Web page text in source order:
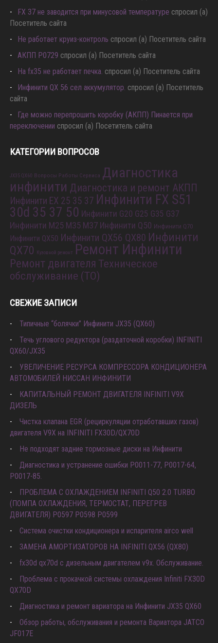
FX 37 не заводится при минусовой температуре спросил (а)
Посетитель сайта
Не работает круиз-контроль спросил (а) Посетитель сайта
АКПП P0729 спросил (а) Посетитель сайта
Hа fx35 не работает печка. спросил (а) Посетитель сайта
Инфинити QX 56 сел аккумулятор. спросил (а) Посетитель
сайта
Где можно перепрошить коробку (АКПП) Пинается при
переключении спросил (а) Посетитель сайта
КАТЕГОРИИ ВОПРОСОВ
JX35 QX60 Вопросы Работы Сервиса Диагностика
инфинити Диагностика и ремонт АКПП
Инфинити EX 25 35 37 Инфинити FX S51
30d 35 37 50 Инфинити G20 G25 G35 G37
Инфинити M25 M35 M37 Инфинити Q50 Инфинити Q70
Инфинити QX50 Инфинити QX56 QX80 Инфинити
QX70
Кузовной ремонт Ремонт Инфинити
Ремонт двигателя Техническое
обслуживание (ТО)
СВЕЖИЕ ЗАПИСИ
Типичные “болячки” Инфинити JX35 (QX60)
Течь углового редуктора (раздаточной коробки) INFINITI
QX60/JX35
УВЕЛИЧЕНИЕ РЕСУРСА КОМПРЕССОРА КОНДИЦИОНЕРА
АВТОМОБИЛЕЙ НИССАН ИНФИНИТИ
КАПИТАЛЬНЫЙ РЕМОНТ ДВИГАТЕЛЯ INFINITI V9X
ДИЗЕЛЬ
Чистка клапана EGR (рециркуляции отработавших газов)
двигателя V9X на INFINITI FX30D/QX70D
Не подходят задние тормозные диски на Инфинити
Диагностика и устранение ошибки Р0011-77, P0017-64,
P0017-85.
ПРОБЛЕМА С ОХЛАЖДЕНИЕМ INFINITI Q50 2.0 TURBO
(ПОМПА ОХЛАЖДЕНИЯ, ТЕРМОСТАТ, ПЕРЕГРЕВ
ДВИГАТЕЛЯ) P0597 P0598 P0599
Система очистки кондиционера и испарителя airco well
ЗАМЕНА АМОРТИЗАТОРОВ НА INFINITI QX56 (QX80)
fx30d qx70d с дизельным двигателем v9x. Обслуживание.
Проблема с прокачкой системы охлаждения Infiniti FX30D
QX70D
Диагностика и ремонт вариатора на Инфинити JX35 QX60
Обзор работы, обслуживания и ремонта Вариатора JATCO
JF017E